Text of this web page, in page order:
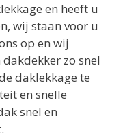
en heeft u
wij staan voor u
op en wij
zo snel
daklekkage te
en snelle
snel en